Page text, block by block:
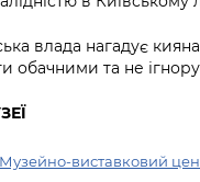
влада нагадує
обачними та не
Музейно-виставковий